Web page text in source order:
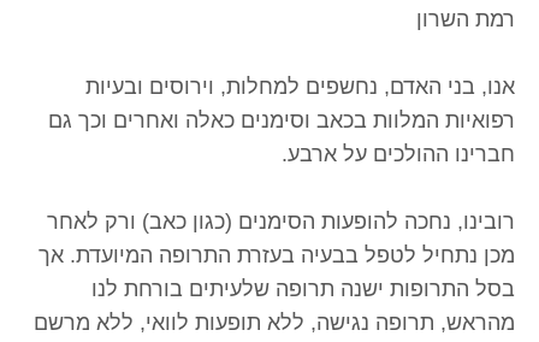
רמת השרון
אנו, בני האדם, נחשפים למחלות, וירוסים ובעיות
רפואיות המלוות בכאב וסימנים כאלה ואחרים וכך גם
חברינו ההולכים על ארבע.
רובינו, נחכה להופעות הסימנים (כגון כאב) ורק לאחר
מכן נתחיל לטפל בבעיה בעזרת התרופה המיועדת. אך
בסל התרופות ישנה תרופה שלעיתים בורחת לנו
מהראש, תרופה נגישה, ללא תופעות לוואי, ללא מרשם